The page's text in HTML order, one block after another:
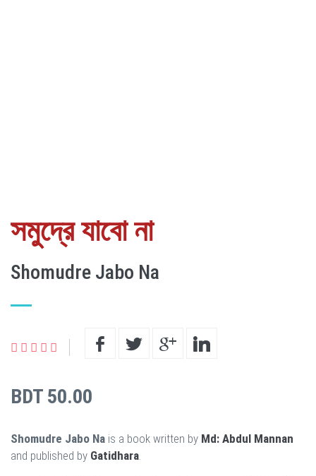
সমুদ্রে যাবো না
Shomudre Jabo Na
BDT 50.00
Shomudre Jabo Na is a book written by Md: Abdul Mannan
and published by Gatidhara